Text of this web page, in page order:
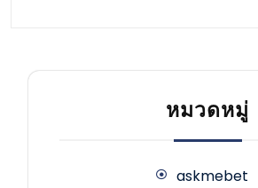
หมวดหมู่
askmebet